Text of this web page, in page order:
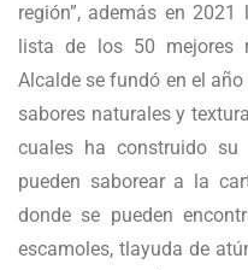
región”, además en
lista de los 50 mejores
Alcalde se fundó en el
sabores naturales y
cuales ha construido su
pueden saborear a la
donde se pueden
escamoles, tlayuda de